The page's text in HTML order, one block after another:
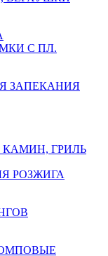
С ПЛ.
ЗАПЕКАНИЯ
ГРИЛЬ
РОЗЖИГА